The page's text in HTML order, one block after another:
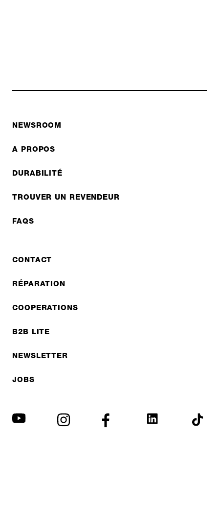
NEWSROOM
A PROPOS
DURABILITÉ
TROUVER UN REVENDEUR
FAQS
CONTACT
RÉPARATION
COOPERATIONS
B2B LITE
NEWSLETTER
JOBS